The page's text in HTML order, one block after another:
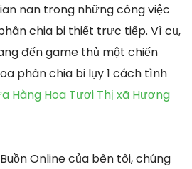
nan trong những công việc
chia bi thiết trực tiếp. Vì cụ,
đến game thủ một chiến
phân chia bi lụy 1 cách tình
Hàng Hoa Tươi Thị xã Hương
Online của bên tôi, chúng